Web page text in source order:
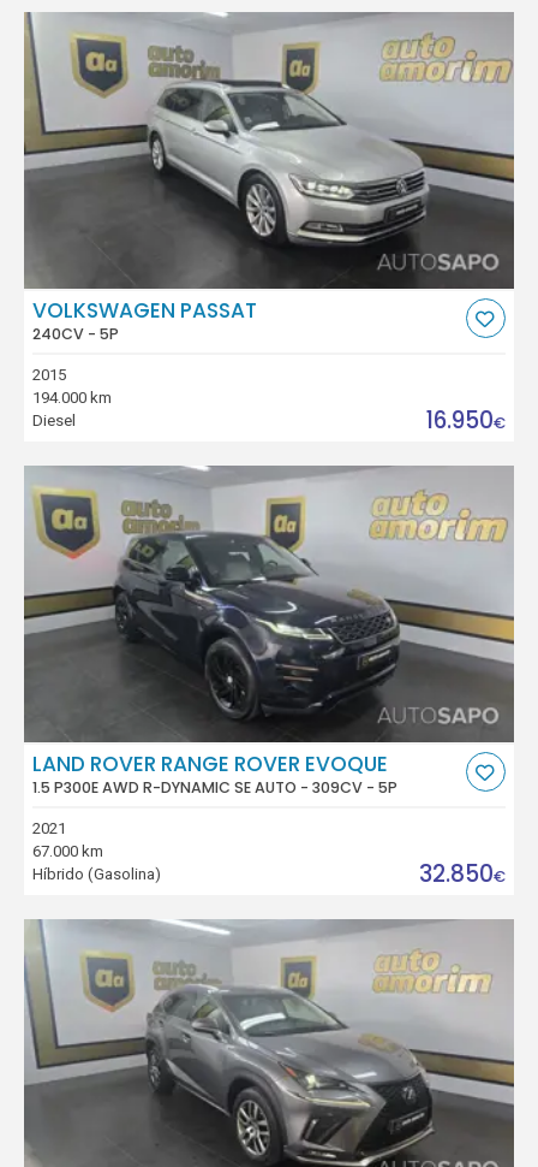
VOLKSWAGEN PASSAT
240CV - 5P
2015
194.000 km
Diesel
16.950€
LAND ROVER RANGE ROVER EVOQUE
1.5 P300E AWD R-DYNAMIC SE AUTO - 309CV - 5P
2021
67.000 km
Híbrido (Gasolina)
32.850€